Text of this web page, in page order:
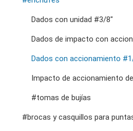
accesorios de
herramientas de servicio
#llaves de trinquete de
#llaves de boca dobles
#llaves especiales
#llaves ajustables y de
#adaptadores de llave
Dados con unidad #3/8"
Dados de impacto con
Dados con accionamiento
Impacto de accionamiento
#tomas de bujías
#brocas y casquillos para